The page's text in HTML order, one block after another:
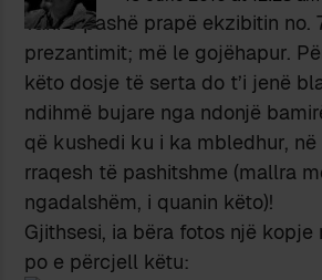
Tani e pashë prapë ekzibitin no.
prezantimit; më le gojëhapur.
këto dosje të serta do t’i jenë
ndihmë bujare nga ndonjë
që kushedi ku i ka mbledhur,
rraqesh të pashitshme (mallra
ngadalshëm, i quanin këto)!
Gjithsesi, ia bëra fotos një kopje
po e përcjell këtu: